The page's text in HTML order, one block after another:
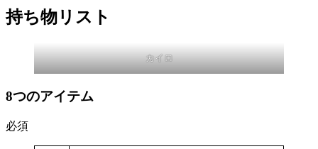
持ち物リスト
カイロ
8つのアイテム
必須